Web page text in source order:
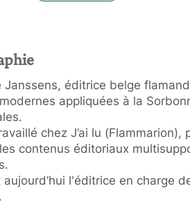
Janssens, éditrice belge
appliquées à la
chez J’ai lu
contenus éditoriaux
aujourd’hui l'éditrice en charge